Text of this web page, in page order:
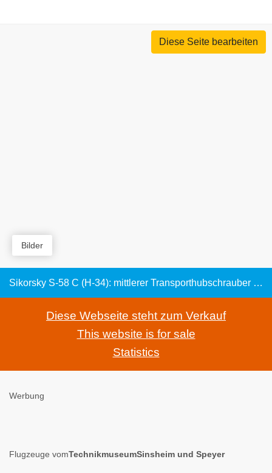
Diese Seite bearbeiten
Bilder
Sikorsky S-58 C (H-34): mittlerer Transporthubschrauber mit 9-Zylinder-Sternmotor
Diese Webseite steht zum Verkauf
This website is for sale
Statistics
Werbung
Flugzeuge vomTechnikmuseumSinsheim und Speyer